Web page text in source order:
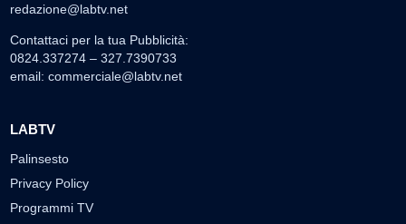
redazione@labtv.net
Contattaci per la tua Pubblicità:
0824.337274 – 327.7390733
email: commerciale@labtv.net
LABTV
Palinsesto
Privacy Policy
Programmi TV